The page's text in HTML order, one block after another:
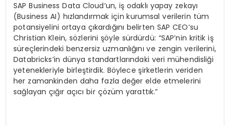
SAP Business Data Cloud’un, iş odaklı yapay zekayı
(Business AI) hızlandırmak için kurumsal verilerin tüm
potansiyelini ortaya çıkardığını belirten SAP CEO’su
Christian Klein, sözlerini şöyle sürdürdü: “SAP’nin kritik iş
süreçlerindeki benzersiz uzmanlığını ve zengin verilerini,
Databricks’in dünya standartlarındaki veri mühendisliği
yetenekleriyle birleştirdik. Böylece şirketlerin veriden
her zamankinden daha fazla değer elde etmelerini
sağlayan çığır açıcı bir çözüm yarattık.”